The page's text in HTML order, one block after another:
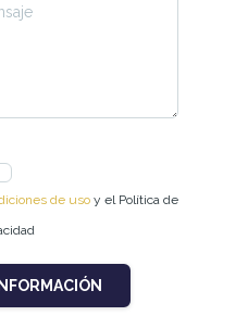
de uso y el Política de